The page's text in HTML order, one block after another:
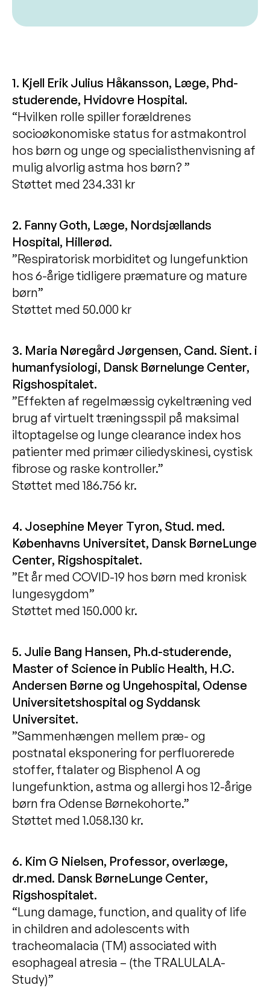
1. Kjell Erik Julius Håkansson, Læge, Phd-
studerende, Hvidovre Hospital.
“Hvilken rolle spiller forældrenes
socioøkonomiske status for astmakontrol
hos børn og unge og specialisthenvisning af
mulig alvorlig astma hos børn? ”
Støttet med 234.331 kr
2. Fanny Goth, Læge, Nordsjællands
Hospital, Hillerød.
”Respiratorisk morbiditet og lungefunktion
hos 6-årige tidligere præmature og mature
børn”
Støttet med 50.000 kr
3. Maria Nøregård Jørgensen, Cand. Sient. i
humanfysiologi, Dansk Børnelunge Center,
Rigshospitalet.
”Effekten af regelmæssig cykeltræning ved
brug af virtuelt træningsspil på maksimal
iltoptagelse og lunge clearance index hos
patienter med primær ciliedyskinesi, cystisk
fibrose og raske kontroller.”
Støttet med 186.756 kr.
4. Josephine Meyer Tyron, Stud. med.
Københavns Universitet, Dansk BørneLunge
Center, Rigshospitalet.
”Et år med COVID-19 hos børn med kronisk
lungesygdom”
Støttet med 150.000 kr.
5. Julie Bang Hansen, Ph.d-studerende,
Master of Science in Public Health, H.C.
Andersen Børne og Ungehospital, Odense
Universitetshospital og Syddansk
Universitet.
”Sammenhængen mellem præ- og
postnatal eksponering for perfluorerede
stoffer, ftalater og Bisphenol A og
lungefunktion, astma og allergi hos 12-årige
børn fra Odense Børnekohorte.”
Støttet med 1.058.130 kr.
6. Kim G Nielsen, Professor, overlæge,
dr.med. Dansk BørneLunge Center,
Rigshospitalet.
“Lung damage, function, and quality of life
in children and adolescents with
tracheomalacia (TM) associated with
esophageal atresia – (the TRALULALA-
Study)”